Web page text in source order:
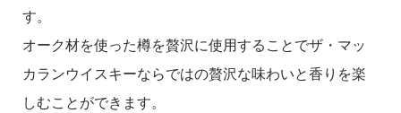
す。
オーク材を使った樽を贅沢に使用することでザ・マッ
カランウイスキーならではの贅沢な味わいと香りを楽
しむことができます。